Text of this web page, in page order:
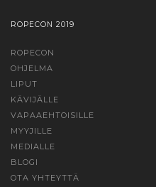
ROPECON 2019
ROPECON
OHJELMA
LIPUT
KÄVIJÄLLE
VAPAAEHTOISILLE
MYYJILLE
MEDIALLE
BLOGI
OTA YHTEYTTÄ